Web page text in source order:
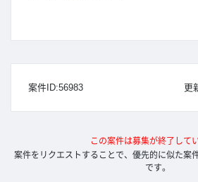
更
案件ID:56983
この案件は募集が終了して
案件をリクエストすることで、優先的に似た案
です。